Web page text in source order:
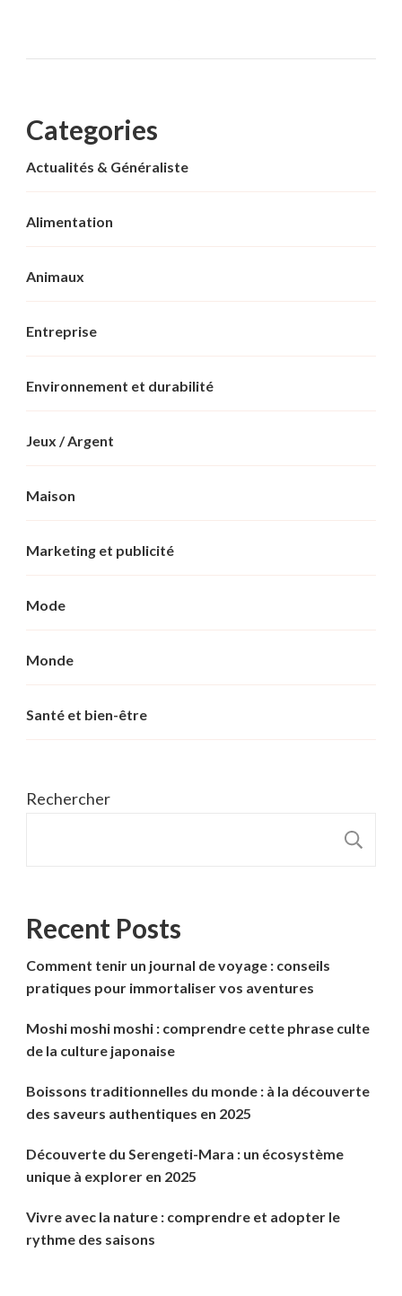
Categories
Actualités & Généraliste
Alimentation
Animaux
Entreprise
Environnement et durabilité
Jeux / Argent
Maison
Marketing et publicité
Mode
Monde
Santé et bien-être
Rechercher
Recent Posts
Comment tenir un journal de voyage : conseils
pratiques pour immortaliser vos aventures
Moshi moshi moshi : comprendre cette phrase culte
de la culture japonaise
Boissons traditionnelles du monde : à la découverte
des saveurs authentiques en 2025
Découverte du Serengeti-Mara : un écosystème
unique à explorer en 2025
Vivre avec la nature : comprendre et adopter le
rythme des saisons